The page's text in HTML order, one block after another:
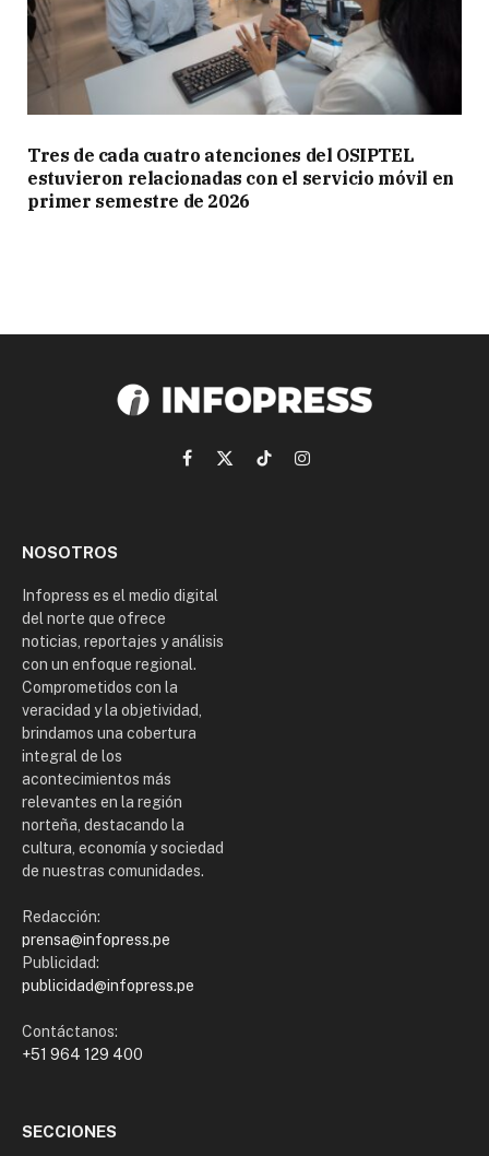
Tres de cada cuatro atenciones del OSIPTEL
estuvieron relacionadas con el servicio móvil en
primer semestre de 2026
Facebook
X
TikTokInstagram
NOSOTROS
Infopress es el medio digital
del norte que ofrece
noticias, reportajes y análisis
con un enfoque regional.
Comprometidos con la
veracidad y la objetividad,
brindamos una cobertura
integral de los
acontecimientos más
relevantes en la región
norteña, destacando la
cultura, economía y sociedad
de nuestras comunidades.
Redacción:
prensa@infopress.pe
Publicidad:
publicidad@infopress.pe
Contáctanos:
+51 964 129 400
SECCIONES